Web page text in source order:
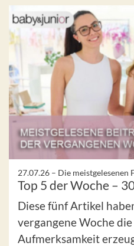
27.07.26 – Die meistgelesenen
Top 5 der Woche –
Diese fünf Artikel
vergangene Woche
Aufmerksamkeit